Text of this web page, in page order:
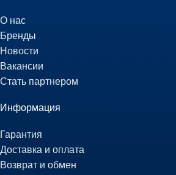
О нас
Бренды
Новости
Вакансии
Стать партнером
Информация
Гарантия
Доставка и оплата
Возврат и обмен